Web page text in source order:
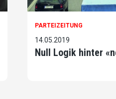
PARTEIZEITUNG
14.05.2019
Null Logik hinter